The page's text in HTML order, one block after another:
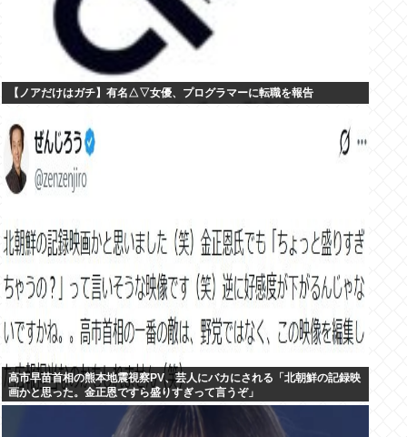
【ノアだけはガチ】有名△▽女優、プログラマーに転職を報告
高市早苗首相の熊本地震視察PV、芸人にバカにされる「北朝鮮の記録映
画かと思った。金正恩ですら盛りすぎって言うぞ」